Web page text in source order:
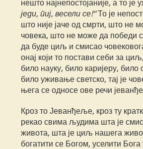
нешто најнепостојаније, а то је
једи, пиј, весели се!“То је
што није јаче од смрти, што не
човека, што не може да победи
да буде циљ и смисао
онај који то постави себи за
било науку, било каријеру, било
било уживање светско, тај је
њега се односе ове речи
Кроз то Јеванђеље, кроз ту
рекао свима људима шта је
живота, шта је циљ нашега
богатити се Богом, уселити